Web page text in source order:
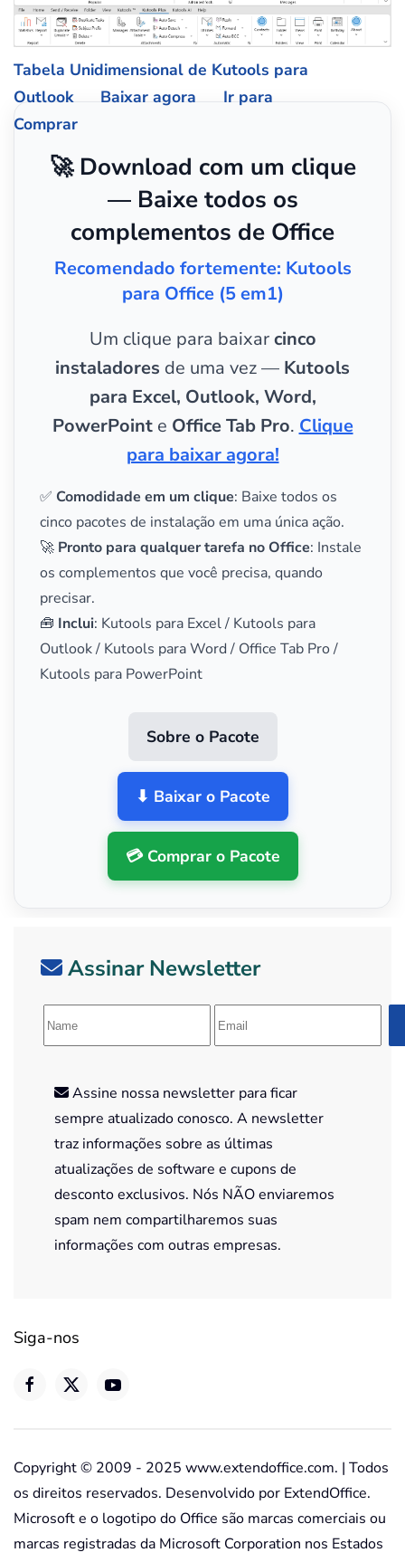
Tabela Unidimensional de Kutools para
Outlook
Baixar agora
Ir para
Comprar
🚀 Download com um clique
— Baixe todos os
complementos de Office
Recomendado fortemente: Kutools
para Office (5 em1)
Um clique para baixarcinco
instaladores de uma vez — Kutools
para Excel, Outlook, Word,
PowerPointe Office Tab Pro. Clique
para baixar agora!
✅ Comodidade em um clique: Baixe todos os
cinco pacotes de instalação em uma única ação.
🚀 Pronto para qualquer tarefa no Office: Instale
os complementos que você precisa, quando
precisar.
🧰 Inclui: Kutools para Excel / Kutools para
Outlook / Kutools para Word / Office Tab Pro /
Kutools para PowerPoint
Sobre o Pacote
⬇ Baixar o Pacote
💳 Comprar o Pacote
Assinar Newsletter
Assine nossa newsletter para ficar
sempre atualizado conosco. A newsletter
traz informações sobre as últimas
atualizações de software e cupons de
desconto exclusivos. Nós NÃO enviaremos
spam nem compartilharemos suas
informações com outras empresas.
Siga-nos
Copyright © 2009 - 2025 www.extendoffice.com. | Todos
os direitos reservados. Desenvolvido por ExtendOffice.
Microsoft e o logotipo do Office são marcas comerciais ou
marcas registradas da Microsoft Corporation nos Estados